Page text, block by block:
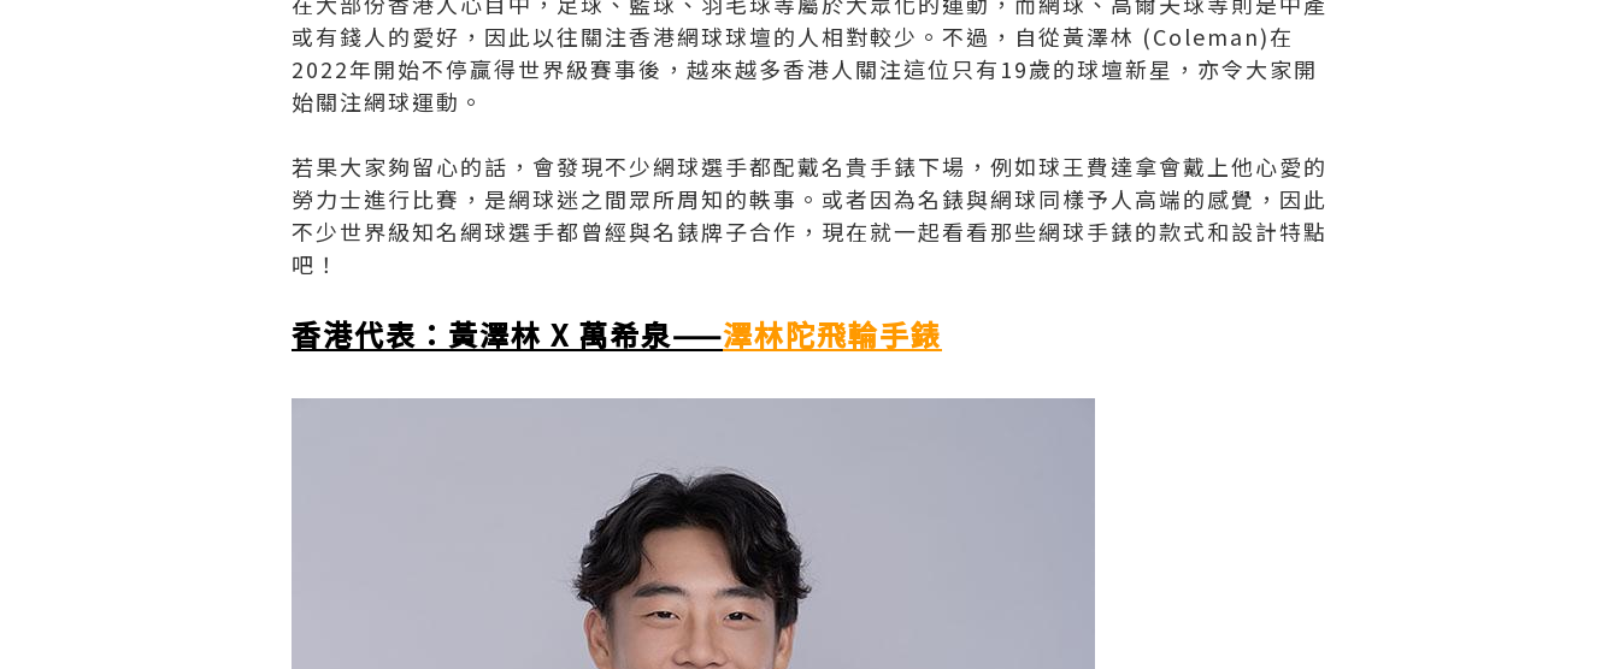
或有錢人的愛好，因此以往關注香港網球球壇的人相對較少。不過，自從黃澤林 (Coleman)在
2022年開始不停贏得世界級賽事後，越來越多香港人關注這位只有19歲的球壇新星，亦令大家開
始關注網球運動。
若果大家夠留心的話，會發現不少網球選手都配戴名貴手錶下場，例如球王費達拿會戴上他心愛的
勞力士進行比賽，是網球迷之間眾所周知的軼事。或者因為名錶與網球同樣予人高端的感覺，因此
不少世界級知名網球選手都曾經與名錶牌子合作，現在就一起看看那些網球手錶的款式和設計特點
吧！
香港代表：黃澤林 X 萬希泉——澤林陀飛輪手錶